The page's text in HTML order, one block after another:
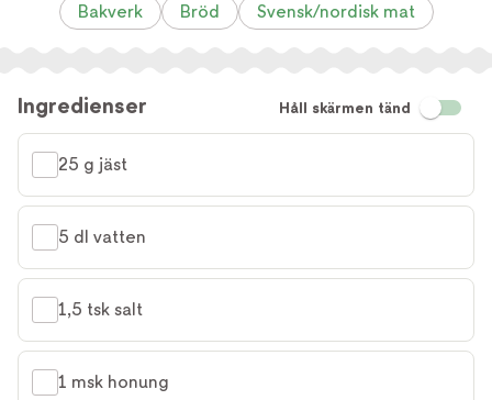
Bakverk Bröd Svensk/nordisk mat
Ingredienser Håll skärmen tänd
25 g jäst
5 dl vatten
1,5 tsk salt
1 msk honung